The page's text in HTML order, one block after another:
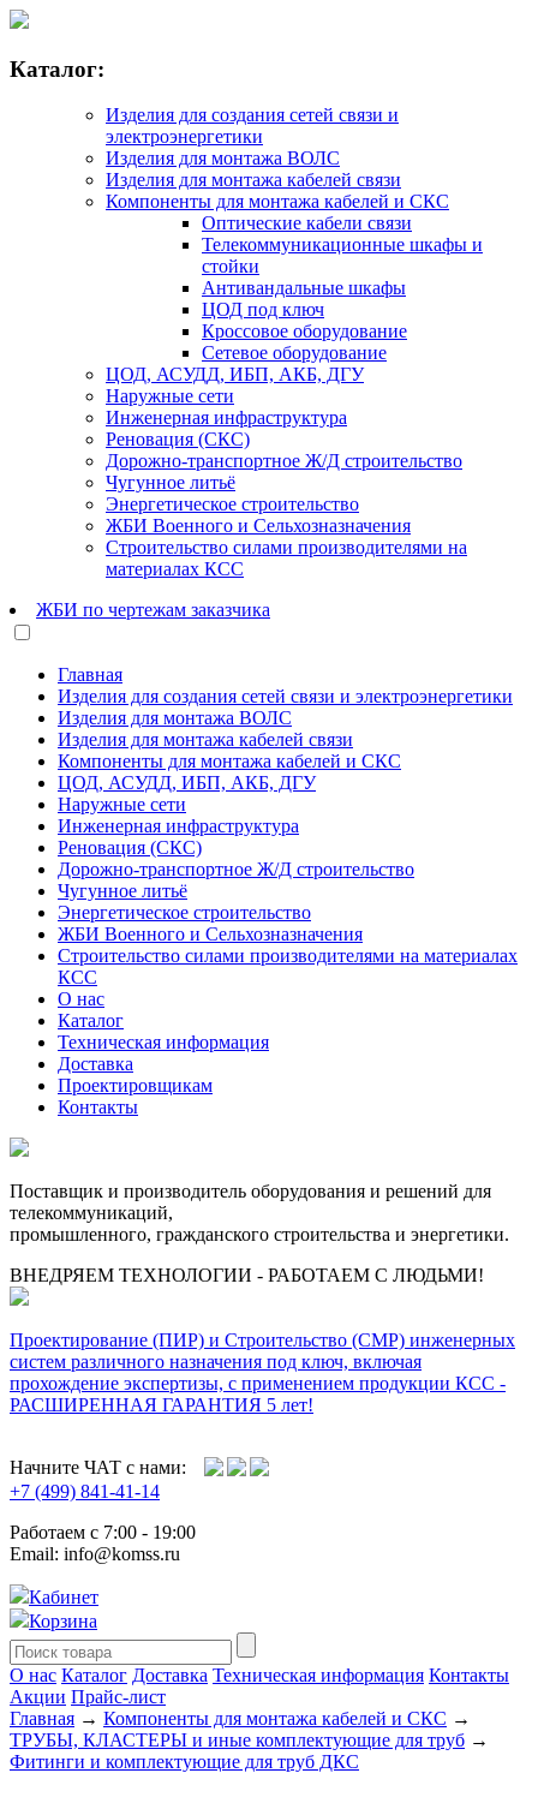
Каталог:
Изделия для создания сетей связи и
электроэнергетики
Изделия для монтажа ВОЛС
Изделия для монтажа кабелей связи
Компоненты для монтажа кабелей и СКС
Оптические кабели связи
Телекоммуникационные шкафы и
стойки
Антивандальные шкафы
ЦОД под ключ
Кроссовое оборудование
Сетевое оборудование
ЦОД, АСУДД, ИБП, АКБ, ДГУ
Наружные сети
Инженерная инфраструктура
Реновация (СКС)
Дорожно-транспортное Ж/Д строительство
Чугунное литьё
Энергетическое строительство
ЖБИ Военного и Сельхозназначения
Строительство силами производителями на
материалах КСС
ЖБИ по чертежам заказчика
Главная
Изделия для создания сетей связи и электроэнергетики
Изделия для монтажа ВОЛС
Изделия для монтажа кабелей связи
Компоненты для монтажа кабелей и СКС
ЦОД, АСУДД, ИБП, АКБ, ДГУ
Наружные сети
Инженерная инфраструктура
Реновация (СКС)
Дорожно-транспортное Ж/Д строительство
Чугунное литьё
Энергетическое строительство
ЖБИ Военного и Сельхозназначения
Строительство силами производителями на материалах
КСС
О нас
Каталог
Техническая информация
Доставка
Проектировщикам
Контакты
Поставщик и производитель оборудования и решений для
телекоммуникаций,
промышленного, гражданского строительства и энергетики.
ВНЕДРЯЕМ ТЕХНОЛОГИИ - РАБОТАЕМ С ЛЮДЬМИ!
Проектирование (ПИР) и Cтроительство (СМР) инженерных
систем различного назначения под ключ, включая
прохождение экспертизы, с применением продукции КСС -
РАСШИРЕННАЯ ГАРАНТИЯ 5 лет!
Начните ЧАТ с нами:
+7 (499) 841-41-14
Работаем с 7:00 - 19:00
Email: info@komss.ru
Кабинет
Корзина
О нас Каталог Доставка Техническая информация Контакты
Акции Прайс-лист
Главная → Компоненты для монтажа кабелей и СКС →
ТРУБЫ, КЛАСТЕРЫ и иные комплектующие для труб →
Фитинги и комплектующие для труб ДКС